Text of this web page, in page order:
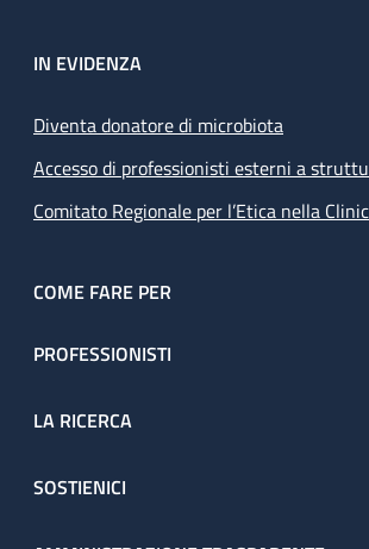
IN EVIDENZA
Diventa donatore di microbiota
Accesso di professionisti esterni a
Comitato Regionale per l’Etica nella
COME FARE PER
PROFESSIONISTI
LA RICERCA
SOSTIENICI